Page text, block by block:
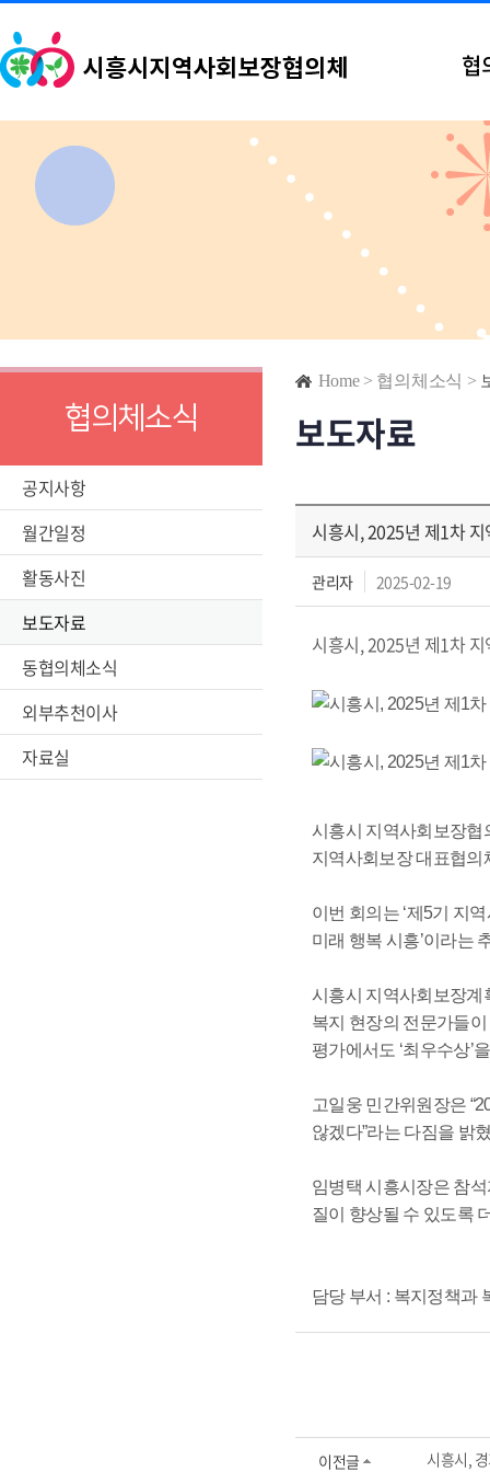
협
협의체소식
공지사항
월간일정
활동사진
보도자료
동협의체소식
외부추천이사
자료실
Home > 협의체소식 >
보도자료
시흥시, 2025년 제1차
관리자 2025-02-19
시흥시, 2025년 제1차
시흥시 지역사회보장협
지역사회보장 대표협의
이번 회의는 ‘제5기 지
미래 행복 시흥’이라는
시흥시 지역사회보장계
복지 현장의 전문가들
평가에서도 ‘최우수상’
고일웅 민간위원장은
않겠다”라는 다짐을 밝
임병택 시흥시장은 참
질이 향상될 수 있도록
담당 부서 : 복지정책과
이전글 시흥시,